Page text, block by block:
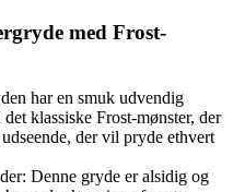
med Frost-
har en smuk udvendig
klassiske Frost-mønster, der
der vil pryde ethvert
Denne gryde er alsidig og